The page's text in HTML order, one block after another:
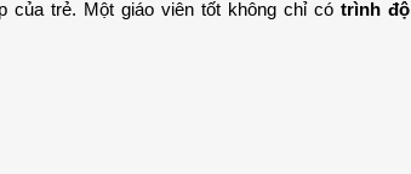
của trẻ. Một giáo viên tốt không chỉ có trình độ